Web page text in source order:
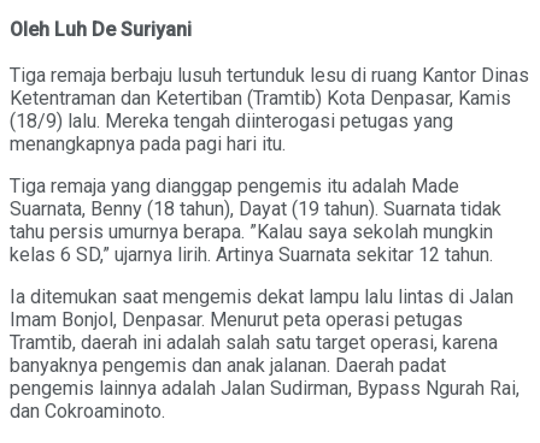
Oleh Luh De Suriyani
Tiga remaja berbaju lusuh tertunduk lesu di ruang Kantor Dinas
Ketentraman dan Ketertiban (Tramtib) Kota Denpasar, Kamis
(18/9) lalu. Mereka tengah diinterogasi petugas yang
menangkapnya pada pagi hari itu.
Tiga remaja yang dianggap pengemis itu adalah Made
Suarnata, Benny (18 tahun), Dayat (19 tahun). Suarnata tidak
tahu persis umurnya berapa. ”Kalau saya sekolah mungkin
kelas 6 SD,” ujarnya lirih. Artinya Suarnata sekitar 12 tahun.
Ia ditemukan saat mengemis dekat lampu lalu lintas di Jalan
Imam Bonjol, Denpasar. Menurut peta operasi petugas
Tramtib, daerah ini adalah salah satu target operasi, karena
banyaknya pengemis dan anak jalanan. Daerah padat
pengemis lainnya adalah Jalan Sudirman, Bypass Ngurah Rai,
dan Cokroaminoto.